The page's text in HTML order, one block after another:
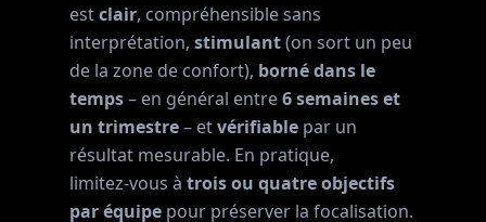
estclair, compréhensible sans
interprétation, stimulant(on sort un peu
de la zone de confort), borné dans le
temps– en général entre6 semaines et
un trimestre– etvérifiable par un
résultat mesurable. En pratique,
limitez‑vous à trois ou quatre objectifs
par équipe pour préserver la focalisation.